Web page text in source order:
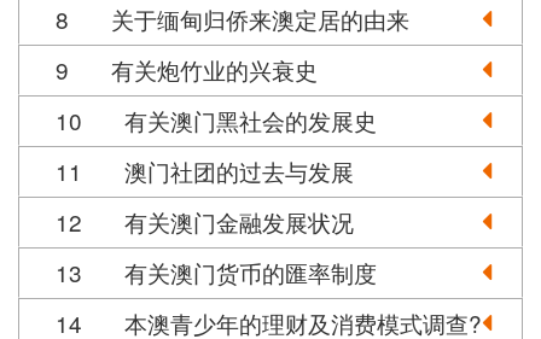
8
关于缅甸归侨来澳定居的由来
9
有关炮竹业的兴衰史
10
有关澳门黑社会的发展史
11
澳门社团的过去与发展
12
有关澳门金融发展状况
13
有关澳门货币的匯率制度
14
本澳青少年的理财及消费模式调查?